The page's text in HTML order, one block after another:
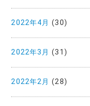
2022年4月 (30)
2022年3月 (31)
2022年2月 (28)